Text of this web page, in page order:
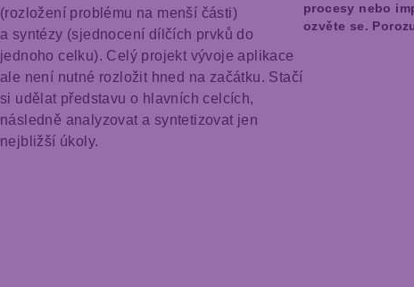
(rozložení problému na menší části)
a syntézy (sjednocení dílčích prvků do
jednoho celku). Celý projekt vývoje aplikace
ale není nutné rozložit hned na začátku. Stačí
si udělat představu o hlavních celcích,
následně analyzovat a syntetizovat jen
nejbližší úkoly.
procesy nebo
ozvěte se.